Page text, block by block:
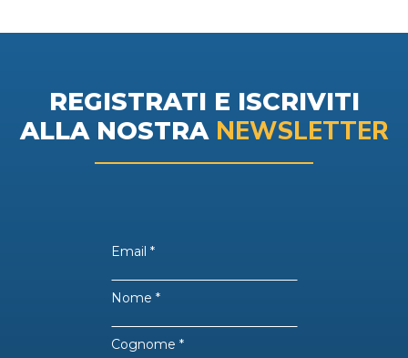
REGISTRATI E ISCRIVITI
ALLA NOSTRA NEWSLETTER